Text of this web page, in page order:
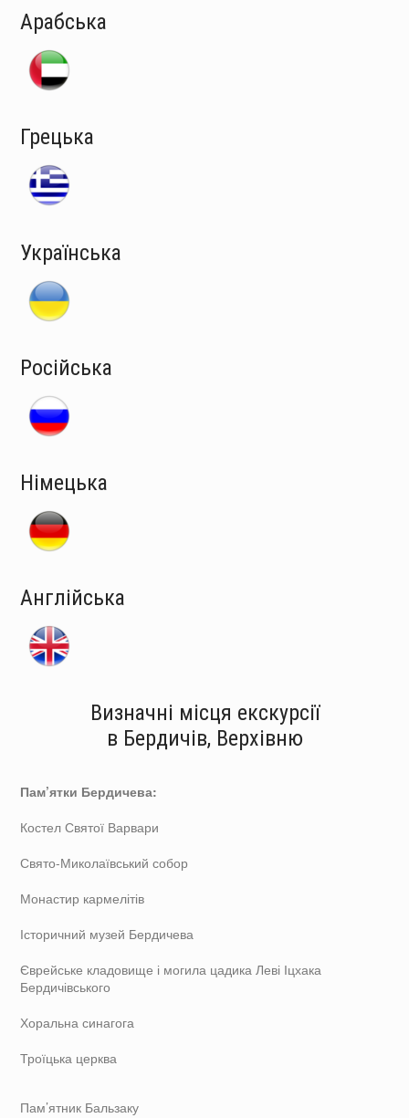
Арабська
Грецька
Українська
Російська
Німецька
Англійська
Визначні місця екскурсії
в Бердичів, Верхівню
Пам’ятки Бердичева:
Костел Святої Варвари
Свято-Миколаївський собор
Монастир кармелітів
Історичний музей Бердичева
Єврейське кладовище і могила цадика Леві Іцхака
Бердичівського
Хоральна синагога
Троїцька церква
Пам’ятник Бальзаку